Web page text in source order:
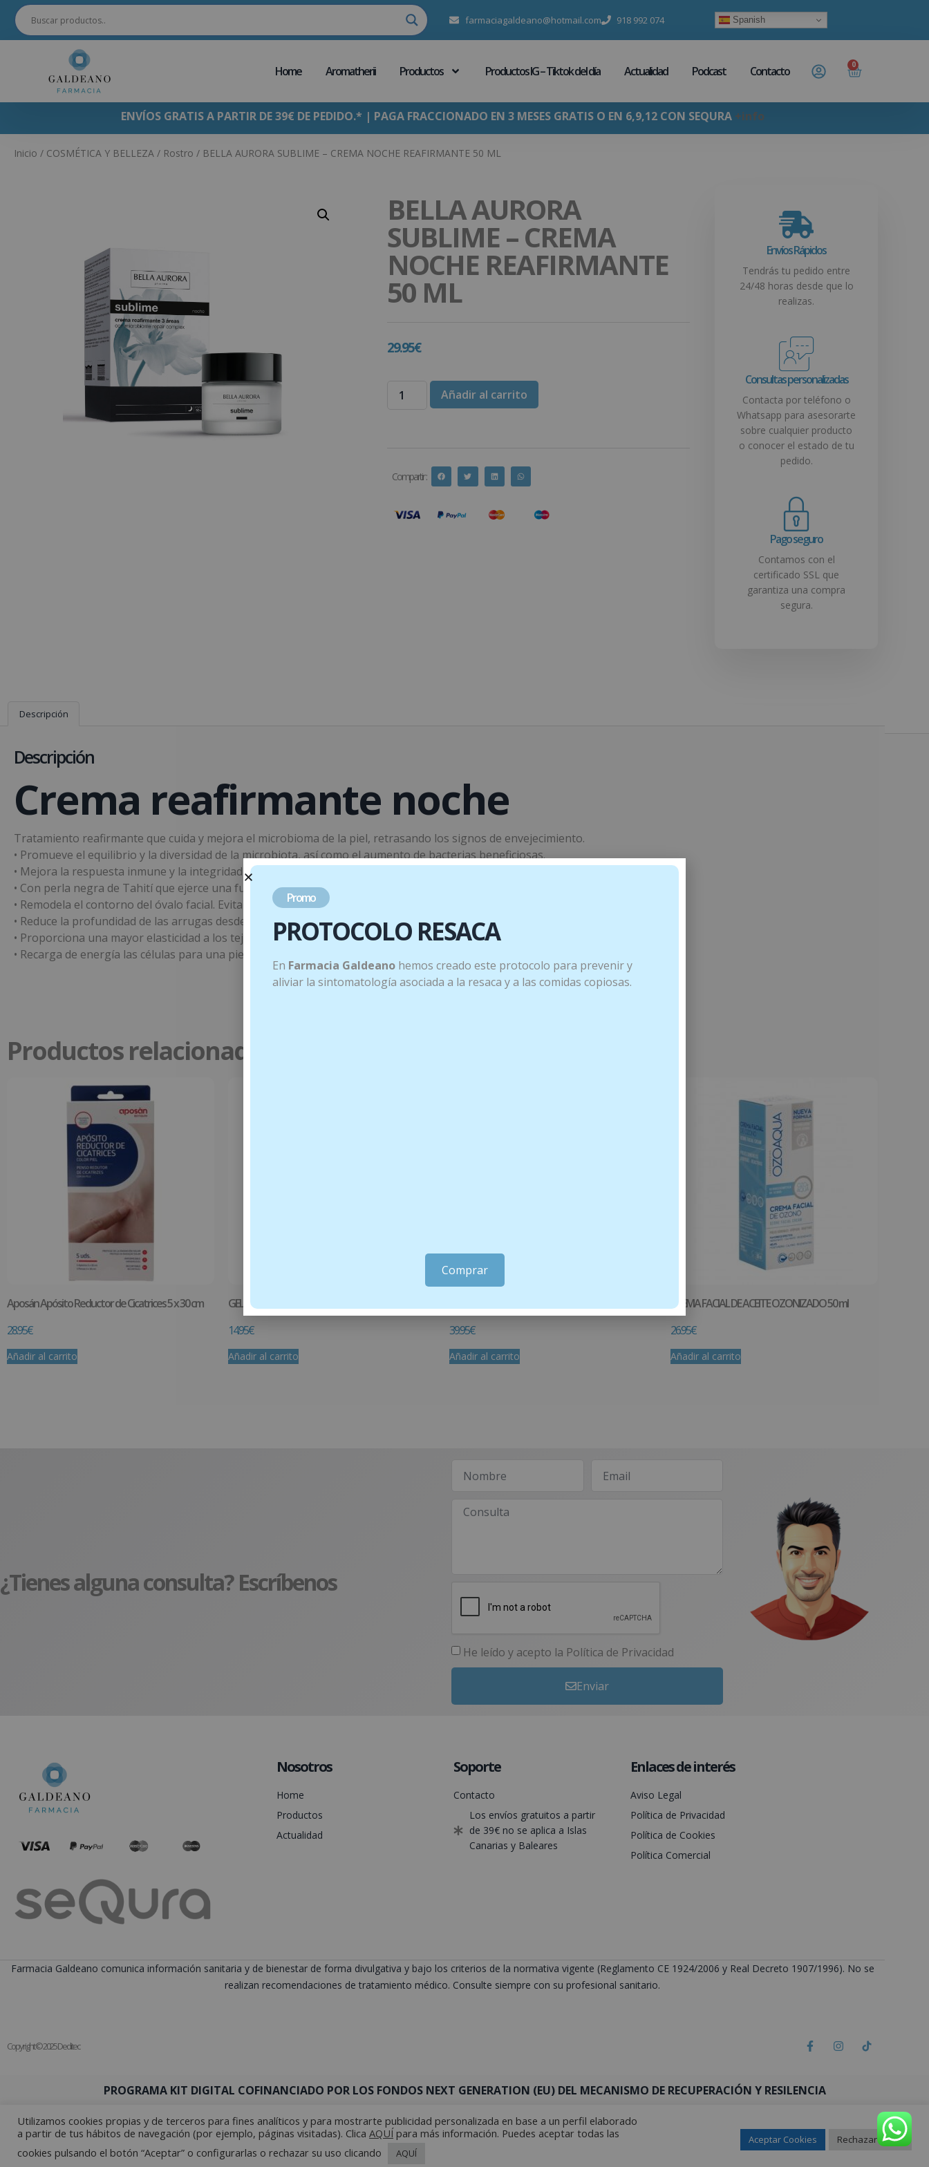
farmaciagaldeano@hotmail.com 918 992 074 Spanish
Home Aromatherii Productos Productos IG – Tiktok del día Actualidad Podcast Contacto 0
ENVÍOS GRATIS A PARTIR DE 39€ DE PEDIDO.* | PAGA FRACCIONADO EN 3 MESES GRATIS O EN 6,9,12 CON SEQURA +info
Inicio / COSMÉTICA Y BELLEZA / Rostro / BELLA AURORA SUBLIME – CREMA NOCHE REAFIRMANTE 50 ML
BELLA AURORA
SUBLIME – CREMA
NOCHE REAFIRMANTE
50 ML
29.95€
Añadir al carrito
Compartir :
Envíos Rápidos
Tendrás tu pedido entre
24/48 horas desde que lo
realizas.
Consultas personalizadas
Contacta por teléfono o
Whatsapp para asesorarte
sobre cualquier producto
o conocer el estado de tu
pedido.
Pago seguro
Contamos con el
certificado SSL que
garantiza una compra
segura.
Descripción
Descripción
Crema reafirmante noche
Tratamiento reafirmante que cuida y mejora el microbioma de la piel, retrasando los signos de envejecimiento.
• Promueve el equilibrio y la diversidad de la microbiota, así como el aumento de bacterias beneficiosas.
• Mejora la respuesta inmune y la integridad de la barrera física.
• Con perla negra de Tahití que ejerce una función regeneradora durante la noche.
• Remodela el contorno del óvalo facial. Evita el descolgamiento de los tejidos del rostro, cuello y escote.
• Reduce la profundidad de las arrugas desde el interior.
• Proporciona una mayor elasticidad a los tejidos con efecto lifting. Reafirma y tensa.
• Recarga de energía las células para una piel más luminosa al amanecer. Testado bajo control dermatológico.
Productos relacionados
Aposán Apósito Reductor de Cicatrices 5 x 30 cm
28.95€
Añadir al carrito
GEL CONTROL IMPERFECCIONES 40 ML CERAVE
14.95€
Añadir al carrito
39.95€
Añadir al carrito
CREMA FACIAL DE ACEITE OZONIZADO 50 ml
26.95€
Añadir al carrito
¿Tienes alguna consulta? Escríbenos
He leído y acepto la Política de Privacidad
Enviar
Nosotros
Home
Productos
Actualidad
Soporte
Contacto
Los envíos gratuitos a partir
de 39€ no se aplica a Islas
Canarias y Baleares
Enlaces de interés
Aviso Legal
Política de Privacidad
Política de Cookies
Política Comercial
Farmacia Galdeano comunica información sanitaria y de bienestar de forma divulgativa y bajo los criterios de la normativa vigente (Reglamento CE 1924/2006 y Real Decreto 1907/1996). No se
realizan recomendaciones de tratamiento médico. Consulte siempre con su profesional sanitario.
Copyright © 2025 Deditec
PROGRAMA KIT DIGITAL COFINANCIADO POR LOS FONDOS NEXT GENERATION (EU) DEL MECANISMO DE RECUPERACIÓN Y RESILENCIA
Utilizamos cookies propias y de terceros para fines analíticos y para mostrarte publicidad personalizada en base a un perfil elaborado
a partir de tus hábitos de navegación (por ejemplo, páginas visitadas). Clica AQUÍ para más información. Puedes aceptar todas las
cookies pulsando el botón “Aceptar” o configurarlas o rechazar su uso clicando
AQUÍ
Aceptar Cookies Rechazar todas
Promo
PROTOCOLO RESACA
En Farmacia Galdeano hemos creado este protocolo para prevenir y
aliviar la sintomatología asociada a la resaca y a las comidas copiosas.
Comprar